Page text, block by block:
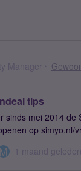
Manager
tips
sinds mei 2014
op simyo.nl/
af te sluiten. We
- Personaliseer je
1 maand geleden